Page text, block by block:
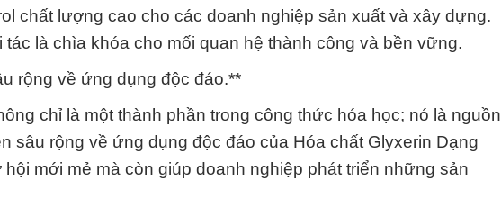
chất lượng cao cho các doanh nghiệp sản xuất và xây dựng.
là chìa khóa cho mối quan hệ thành công và bền vững.
rộng về ứng dụng độc đáo.**
chỉ là một thành phần trong công thức hóa học; nó là nguồn
sâu rộng về ứng dụng độc đáo của Hóa chất Glyxerin Dạng
mới mẻ mà còn giúp doanh nghiệp phát triển những sản